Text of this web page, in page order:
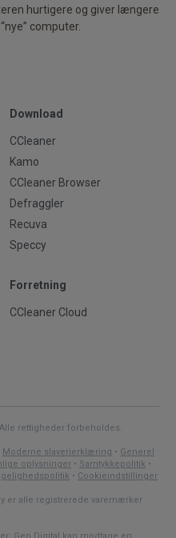
hurtigere og giver længere
computer.
Download
CCleaner
Kamo
CCleaner Browser
Defraggler
Recuva
Speccy
Forretning
CCleaner Cloud
rettigheder forbeholdes.
Moderne slaverierklæring • Generel
oplysninger • Samtykkepolitik •
• Cookieindstillinger
er alle registrerede varemærker
Gen Digital kan modtage en